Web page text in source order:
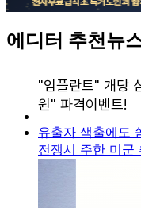
에디터 추천뉴
유출자 색출에도
전쟁시 주한 미군